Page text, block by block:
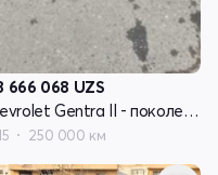
666 068 UZS
Chevrolet Gentra II - поколение
250 000 км